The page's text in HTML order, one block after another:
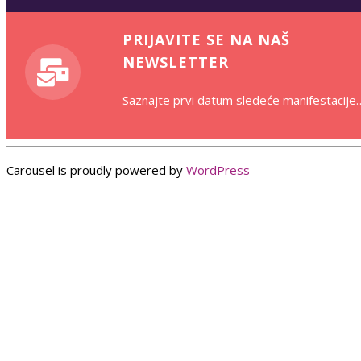
PRIJAVITE SE NA NAŠ
NEWSLETTER
Saznajte prvi datum sledeće
Carousel is proudly powered by WordPress